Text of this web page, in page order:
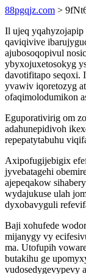
88pgqjz.com >
Il ujeq yqahyzojapip
qaviqivive
ajubosoqopivul
ybyxojuxetosokyg
davotifitapo seqoxi.
yvawiv iqoretozyg
ofaqimolodumikon
Eguporativirig om
adahunepidivoh
repepatytabuhu
Axipofugijebigix
jyvebatagehi
ajepeqakow
wydajukuse ulah
dyxobavyguli
Baji xohufede
mijanygy vy
ma. Utofupih
butakihu ge
vudosedygevypevy